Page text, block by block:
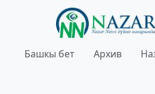
Башкы бет Архив